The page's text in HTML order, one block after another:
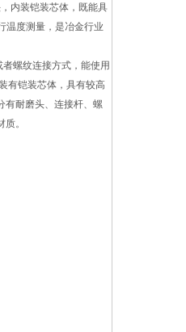
内装铠装芯体，既能具
温度测量，是冶金行业
螺纹连接方式，能使用
有铠装芯体，具有较高
有耐磨头、连接杆、螺
。